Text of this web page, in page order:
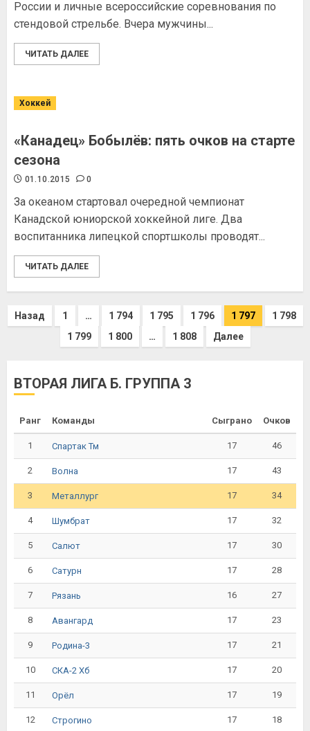
России и личные всероссийские соревнования по
стендовой стрельбе. Вчера мужчины...
ЧИТАТЬ ДАЛЕЕ
Хоккей
«Канадец» Бобылёв: пять очков на старте
сезона
01.10.2015 0
За океаном стартовал очередной чемпионат
Канадской юниорской хоккейной лиге. Два
воспитанника липецкой спортшколы проводят...
ЧИТАТЬ ДАЛЕЕ
Назад 1 … 1 794 1 795 1 796 1 797
1 798
1 799
1 800 … 1 808 Далее
ВТОРАЯ ЛИГА Б. ГРУППА 3
Ранг Команды Сыграно Очков
1 Спартак Тм 17 46
2 Волна 17 43
3 Металлург 17 34
4 Шумбрат 17 32
5 Салют 17 30
6 Сатурн 17 28
7 Рязань 16 27
8 Авангард 17 23
9 Родина-3 17 21
10 СКА-2 Хб 17 20
11 Орёл 17 19
12 Строгино 17 18